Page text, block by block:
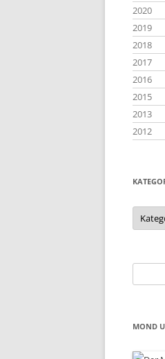
2020
2019
2018
2017
2016
2015
2013
2012
nach:
MOND